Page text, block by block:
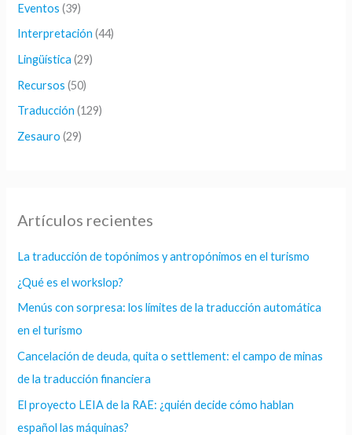
:Eventos (39)
Interpretación (44)
Lingüística (29)
Recursos (50)
Traducción (129)
Zesauro (29)
Artículos recientes
La traducción de topónimos y antropónimos en el turismo
¿Qué es el workslop?
Menús con sorpresa: los límites de la traducción automática
en el turismo
Cancelación de deuda, quita o settlement: el campo de minas
de la traducción financiera
El proyecto LEIA de la RAE: ¿quién decide cómo hablan
español las máquinas?